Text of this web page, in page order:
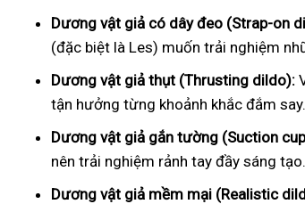
Dương vật giả có dây đeo (Strap-on
(đặc biệt là Les) muốn trải nghiệm
Dương vật giả thụt (Thrusting dildo):
tận hưởng từng khoảnh khắc đắm say.
Dương vật giả gắn tường (Suction
nên trải nghiệm rảnh tay đầy sáng tạo.
Dương vật giả mềm mại (Realistic